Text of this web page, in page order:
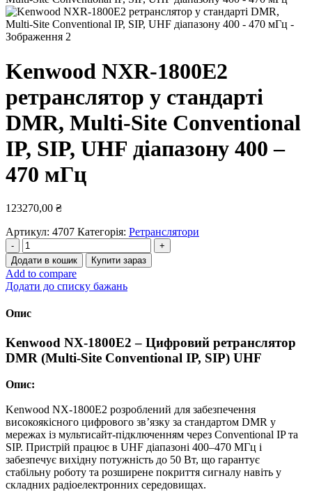
Kenwood NXR-1800E2
ретранслятор у стандарті
DMR, Multi-Site Conventional
IP, SIP, UHF діапазону 400 –
470 мГц
123270,00 ₴
Артикул: 4707 Категорія: Ретранслятори
Kenwood
NXR-
1800E2
ретранслятор
у
DMR,
Site
Conventional
SIP,
діапазону
400
-
470
мГц
кількість
Додати в кошик Купити зараз
Add to compare
Додати до списку бажань
Опис
Kenwood NX-1800E2 – Цифровий ретранслятор
DMR (Multi-Site Conventional IP, SIP) UHF
Опис:
Kenwood NX-1800E2 розроблений для забезпечення
високоякісного цифрового зв’язку за стандартом DMR у
мережах із мультисайт-підключенням через Conventional IP та
SIP. Пристрій працює в UHF діапазоні 400–470 МГц і
забезпечує вихідну потужність до 50 Вт, що гарантує
стабільну роботу та розширене покриття сигналу навіть у
складних радіоелектронних середовищах.